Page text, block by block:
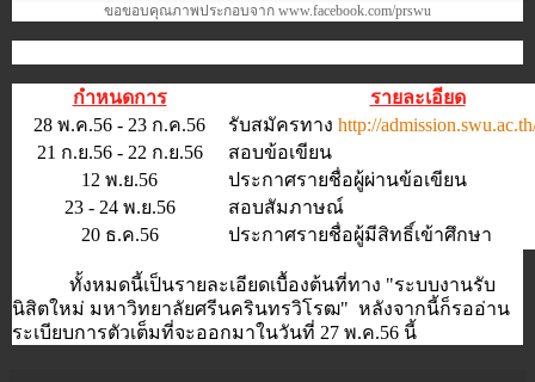
ขอขอบคุณภาพประกอบจาก www.facebook.com/prswu
กำหนดการ
รายละเอียด
28 พ.ค.56 - 23 ก.ค.56
รับสมัครทาง http://
21 ก.ย.56 - 22 ก.ย.56
สอบข้อเขียน
12 พ.ย.56
ประกาศรายชื่อผู้ผ่านข้อเขียน
23 - 24 พ.ย.56
สอบสัมภาษณ์
20 ธ.ค.56
ประกาศรายชื่อผู้มีสิทธิ์เข้าศึกษา
ทั้งหมดนี้เป็นรายละเอียดเบื้องต้นที่ทาง "ระบบงานรับ
นิสิตใหม่ มหาวิทยาลัยศรีนครินทรวิโรฒ" หลังจากนี้ก็รออ่าน
ระเบียบการตัวเต็มที่จะออกมาในวันที่ 27 พ.ค.56 นี้